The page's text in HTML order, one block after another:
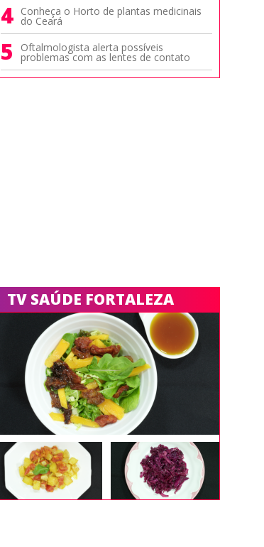
4 Conheça o Horto de plantas medicinais
do Ceará
5 Oftalmologista alerta possíveis
problemas com as lentes de contato
TV SAÚDE FORTALEZA